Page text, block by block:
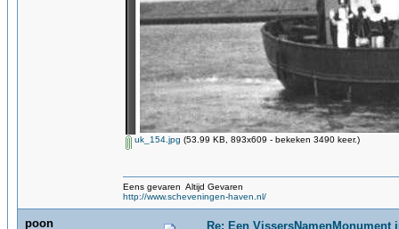
uk_154.jpg (53.99 KB, 893x609 - bekeken 3490 keer.)
Eens gevaren Altijd Gevaren
http://www.scheveningen-haven.nl/
poon Re: Een VissersNamenMonument